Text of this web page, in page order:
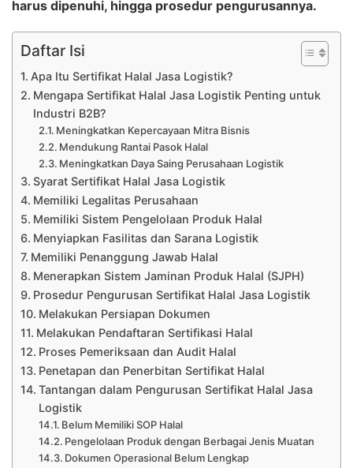
harus dipenuhi, hingga prosedur pengurusannya.
Daftar Isi
Apa Itu Sertifikat Halal Jasa Logistik?
Mengapa Sertifikat Halal Jasa Logistik Penting untuk
Industri B2B?
Meningkatkan Kepercayaan Mitra Bisnis
Mendukung Rantai Pasok Halal
Meningkatkan Daya Saing Perusahaan Logistik
Syarat Sertifikat Halal Jasa Logistik
Memiliki Legalitas Perusahaan
Memiliki Sistem Pengelolaan Produk Halal
Menyiapkan Fasilitas dan Sarana Logistik
Memiliki Penanggung Jawab Halal
Menerapkan Sistem Jaminan Produk Halal (SJPH)
Prosedur Pengurusan Sertifikat Halal Jasa Logistik
Melakukan Persiapan Dokumen
Melakukan Pendaftaran Sertifikasi Halal
Proses Pemeriksaan dan Audit Halal
Penetapan dan Penerbitan Sertifikat Halal
Tantangan dalam Pengurusan Sertifikat Halal Jasa
Logistik
Belum Memiliki SOP Halal
Pengelolaan Produk dengan Berbagai Jenis Muatan
Dokumen Operasional Belum Lengkap